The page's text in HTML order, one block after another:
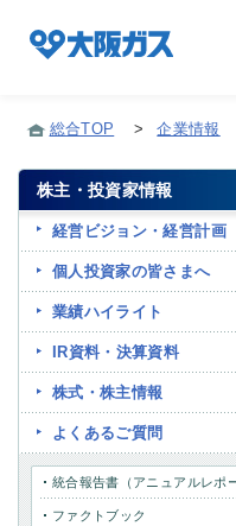
企業情報TOP
企業/グループにつ
社会貢献
技術開発
総合TOP > 企業情報
株主・投資家情報
経営ビジョン・経営計画
個人投資家の皆さまへ
業績ハイライト
IR資料・決算資料
株式・株主情報
よくあるご質問
統合報告書（アニュアルレポ
ファクトブック